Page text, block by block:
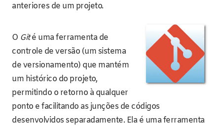
anteriores de um projeto.
O Gité uma ferramenta de
controle de versão (um sistema
de versionamento) que mantém
um histórico do projeto,
permitindo o retorno à qualquer
ponto e facilitando as junções de códigos
desenvolvidos separadamente. Ela é uma ferramenta